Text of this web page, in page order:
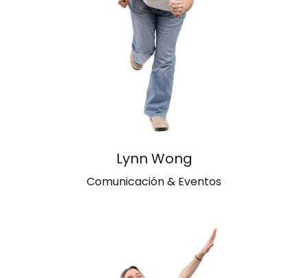
Lynn Wong
Comunicación & Eventos